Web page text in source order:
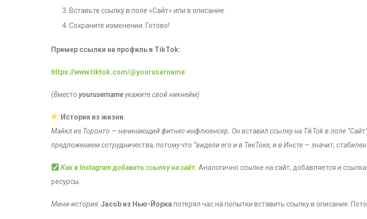
Вставьте ссылку в поле «Сайт» или в описание.
Сохраните изменения. Готово!
Пример ссылки на профиль в TikTok:
https://www.tiktok.com/@yourusername
(Вместо yourusernameукажите свой никнейм)
История из жизни:
Майкл из Торонто — начинающий фитнес-инфлюенсер. Он вставил ссылку на TikTok в поле
предложением сотрудничества, потому что “видели его и в ТикТоке, и в Инсте — значит,
Как в Instagram добавить ссылку на сайт. Аналогично ссылке на сайт, добавляется и
ресурсы.
Мини-история:Jacob из Нью-Йорка потерял час на попытки вставить ссылку в описание.